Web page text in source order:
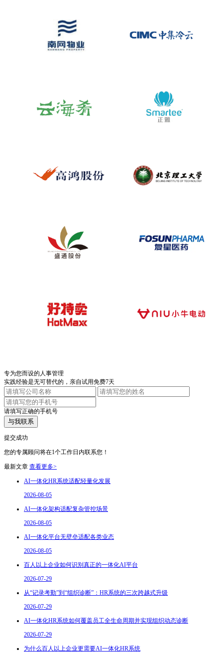
专为您而设的人事管理
实践经验是无可替代的，亲自试用免费7天
请填写正确的手机号
与我联系
提交成功
您的专属顾问将在1个工作日内联系您！
最新文章 查看更多>
AI一体化HR系统适配轻量化发展
2026-08-05
AI一体化架构适配复杂管控场景
2026-08-05
AI一体化平台无壁垒适配各类业态
2026-08-05
百人以上企业如何识别真正的一体化AI平台
2026-07-29
从“记录考勤”到“组织诊断”：HR系统的三次跨越式升级
2026-07-29
AI一体化HR系统如何覆盖员工全生命周期并实现组织动态诊断
2026-07-29
为什么百人以上企业更需要AI一体化HR系统